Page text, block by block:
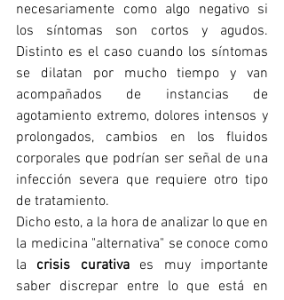
necesariamente como algo negativo si
los síntomas son cortos y agudos.
Distinto es el caso cuando los síntomas
se dilatan por mucho tiempo y van
acompañados de instancias de
agotamiento extremo, dolores intensos y
prolongados, cambios en los fluidos
corporales que podrían ser señal de una
infección severa que requiere otro tipo
de tratamiento.
Dicho esto, a la hora de analizar lo que en
la medicina "alternativa" se conoce como
la crisis curativa es muy importante
saber discrepar entre lo que está en